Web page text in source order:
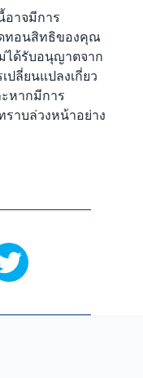
อาจมีการ
ดทอนสิทธิของคุณ
ได้รับอนุญาตจาก
ปลี่ยนแปลงเกี่ยว
หากมีการ
ราบล่วงหน้าอย่าง
แบ่งปัน